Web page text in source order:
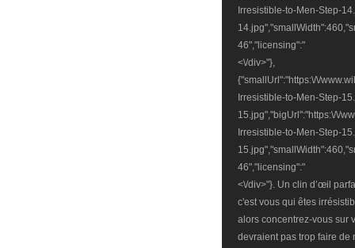
Irresistible-to-Men-Step-
46","licensing":"
<\/div>"},
{"smallUrl":"https:\/\/
Irresistible-to-Men-Step-
15.jpg","bigUrl":"https:\/\/
Irresistible-to-Men-Step-
46","licensing":"
<\/div>"}. Un clin d’œil
c'est vous qui êtes
alors concentrez-vous sur
devraient pas trop faire de